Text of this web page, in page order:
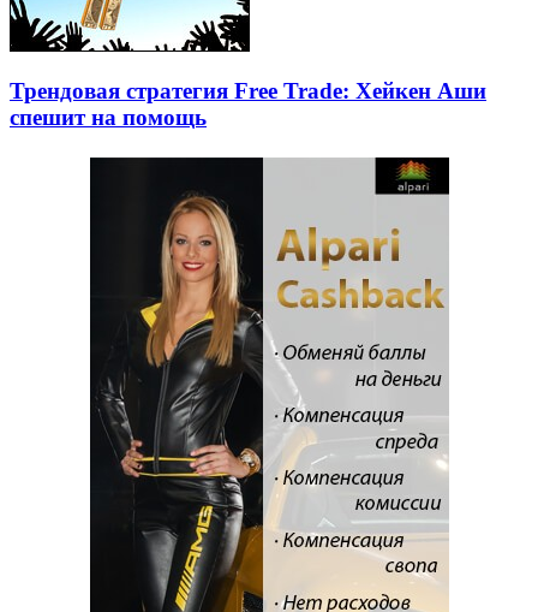
Трендовая стратегия Free Trade: Хейкен Аши
спешит на помощь